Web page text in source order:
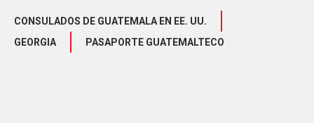
CONSULADOS DE GUATEMALA EN EE. UU.
GEORGIA
PASAPORTE GUATEMALTECO